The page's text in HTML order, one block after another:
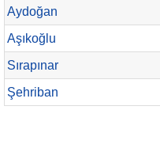
Aydoğan
Aşıkoğlu
Sırapınar
Şehriban